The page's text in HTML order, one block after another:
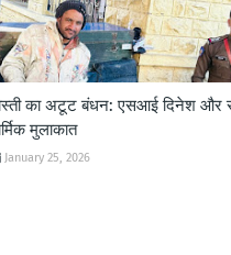
का अटूट बंधन: एसआई दिनेश और
मुलाकात
January 25, 2026